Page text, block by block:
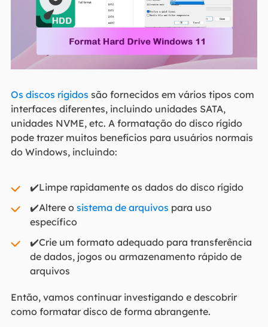
Os discos rígidos são fornecidos em vários tipos com
interfaces diferentes, incluindo unidades SATA,
unidades NVME, etc. A formatação do disco rígido
pode trazer muitos benefícios para usuários normais
do Windows, incluindo:
✔️Limpe rapidamente os dados do disco rígido
✔️Altere o sistema de arquivos para uso
específico
✔️Crie um formato adequado para transferência
de dados, jogos ou armazenamento rápido de
arquivos
Então, vamos continuar investigando e descobrir
como formatar disco de forma abrangente.